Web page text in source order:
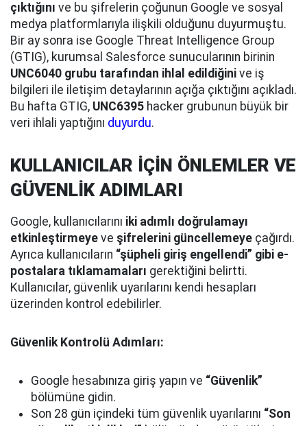
çıktığını ve bu şifrelerin çoğunun Google ve sosyal
medya platformlarıyla ilişkili olduğunu duyurmuştu.
Bir ay sonra ise Google Threat Intelligence Group
(GTIG), kurumsal Salesforce sunucularının birinin
UNC6040 grubu tarafından ihlal edildiğini ve iş
bilgileri ile iletişim detaylarının açığa çıktığını açıkladı.
Bu hafta GTIG, UNC6395 hacker grubunun büyük bir
veri ihlali yaptığını duyurdu.
KULLANICILAR İÇİN ÖNLEMLER VE
GÜVENLİK ADIMLARI
Google, kullanıcılarını iki adımlı doğrulamayı
etkinleştirmeye ve şifrelerini güncellemeye çağırdı.
Ayrıca kullanıcıların “şüpheli giriş engellendi” gibi e-
postalara tıklamamaları gerektiğini belirtti.
Kullanıcılar, güvenlik uyarılarını kendi hesapları
üzerinden kontrol edebilirler.
Güvenlik Kontrolü Adımları:
Google hesabınıza giriş yapın ve “Güvenlik”
bölümüne gidin.
Son 28 gün içindeki tüm güvenlik uyarılarını “Son